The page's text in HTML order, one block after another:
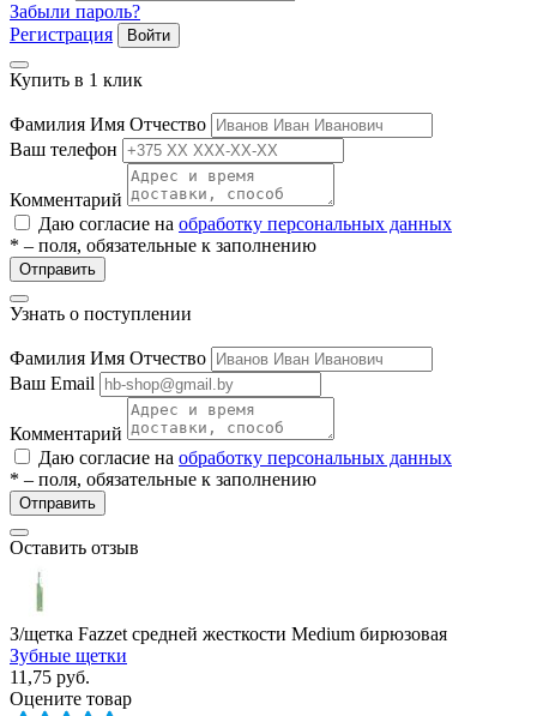
Забыли пароль?
Регистрация
Войти
Купить в 1 клик
Фамилия Имя Отчество
Ваш телефон
Комментарий
Даю согласие на обработку персональных данных
* – поля, обязательные к заполнению
Отправить
Узнать о поступлении
Фамилия Имя Отчество
Ваш Email
Комментарий
Даю согласие на обработку персональных данных
* – поля, обязательные к заполнению
Отправить
Оставить отзыв
З/щетка Fazzet средней жесткости Medium бирюзовая
Зубные щетки
11,75 руб.
Оцените товар